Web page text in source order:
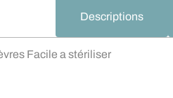
Descriptions
Facile a stériliser